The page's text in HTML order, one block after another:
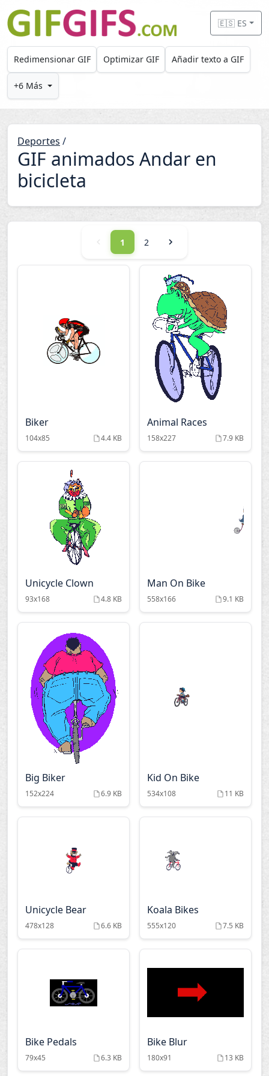
Skip to main content
🇪🇸 ES
Redimensionar GIF Optimizar GIF Añadir texto a GIF
+6 Más
Deportes /
GIF animados Andar en
bicicleta
1 2
Biker
104x85 4.4 KB
Animal Races
158x227 7.9 KB
Unicycle Clown
93x168 4.8 KB
Man On Bike
558x166 9.1 KB
Big Biker
152x224 6.9 KB
Kid On Bike
534x108 11 KB
Unicycle Bear
478x128 6.6 KB
Koala Bikes
555x120 7.5 KB
Bike Pedals
79x45 6.3 KB
Bike Blur
180x91 13 KB